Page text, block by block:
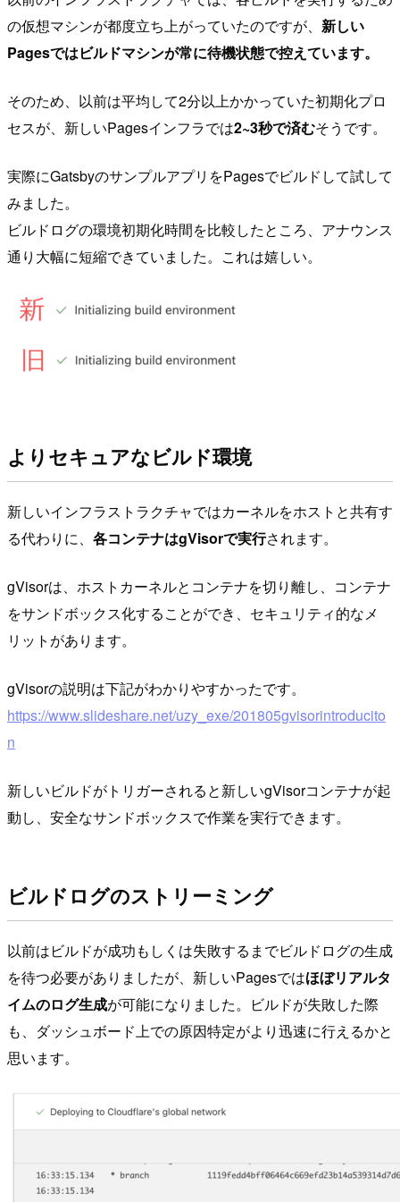
の仮想マシンが都度立ち上がっていたのですが、 新しい
Pagesではビルドマシンが常に待機状態で控えています。
そのため、以前は平均して2分以上かかっていた初期化プロ
セスが、新しいPagesインフラでは2~3秒で済むそうです。
実際にGatsbyのサンプルアプリをPagesでビルドして試して
みました。
ビルドログの環境初期化時間を比較したところ、アナウンス
通り大幅に短縮できていました。これは嬉しい。
よりセキュアなビルド環境
新しいインフラストラクチャではカーネルをホストと共有す
る代わりに、 各コンテナはgVisorで実行されます。
gVisorは、ホストカーネルとコンテナを切り離し、コンテナ
をサンドボックス化することができ、セキュリティ的なメ
リットがあります。
gVisorの説明は下記がわかりやすかったです。
https://www.slideshare.net/uzy_exe/201805gvisorintroducito
n
新しいビルドがトリガーされると新しいgVisorコンテナが起
動し、安全なサンドボックスで作業を実行できます。
ビルドログのストリーミング
以前はビルドが成功もしくは失敗するまでビルドログの生成
を待つ必要がありましたが、新しいPagesではほぼリアルタ
イムのログ生成が可能になりました。ビルドが失敗した際
も、ダッシュボード上での原因特定がより迅速に行えるかと
思います。